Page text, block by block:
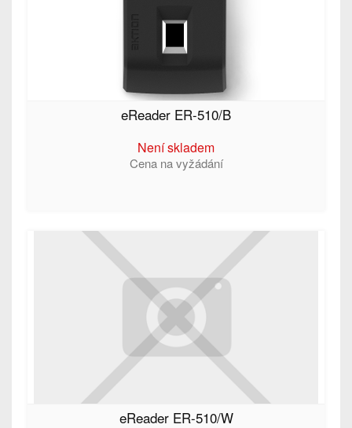
eReader ER-510/B
Není skladem
Cena na vyžádání
eReader ER-510/W